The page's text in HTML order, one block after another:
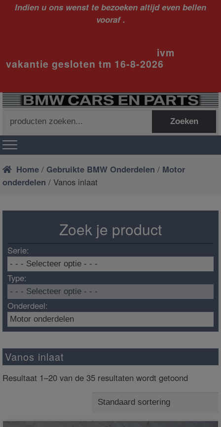
Indien u ons wenst te bezoeken altijd even bellen
vooraf .
ivm
vakantie gesloten tm 16-8-2026
naar:
Zoeken
Home / Gebruikte BMW Onderdelen / Motor
onderdelen / Vanos inlaat
Zoek je product
Serie:
Type:
Onderdeel:
Vanos inlaat
Resultaat 1–20 van de 35 resultaten wordt getoond